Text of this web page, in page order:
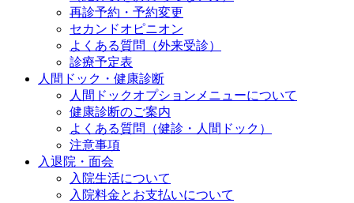
再診予約・予約変更
セカンドオピニオン
よくある質問（外来受診）
診療予定表
人間ドック・健康診断
人間ドックオプションメニューについて
健康診断のご案内
よくある質問（健診・人間ドック）
注意事項
入退院・面会
入院生活について
入院料金とお支払いについて